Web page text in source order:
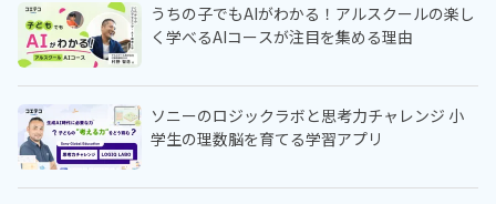
うちの子でもAIがわかる！アルスクールの楽し
く学べるAIコースが注目を集める理由
ソニーのロジックラボと思考力チャレンジ 小
学生の理数脳を育てる学習アプリ